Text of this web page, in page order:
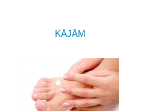
KĀJĀM